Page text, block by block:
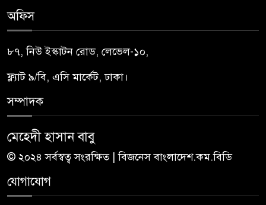
অফিস
৮৭, নিউ ইস্কাটন রোড, লেভেল-১০,
ফ্ল্যাট ৯/বি, এসি মার্কেট, ঢাকা।
সম্পাদক
মেহেদী হাসান বাবু
© ২০২৪ সর্বস্বত্ব সংরক্ষিত | বিজনেস বাংলাদেশ.কম.বিডি
যোগাযোগ